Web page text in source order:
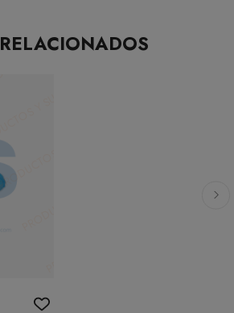
RELACIONADOS